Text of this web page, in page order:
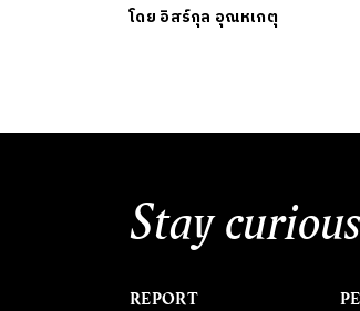
โดย อิสร์กุล อุณหเกตุ
Stay
REPORT